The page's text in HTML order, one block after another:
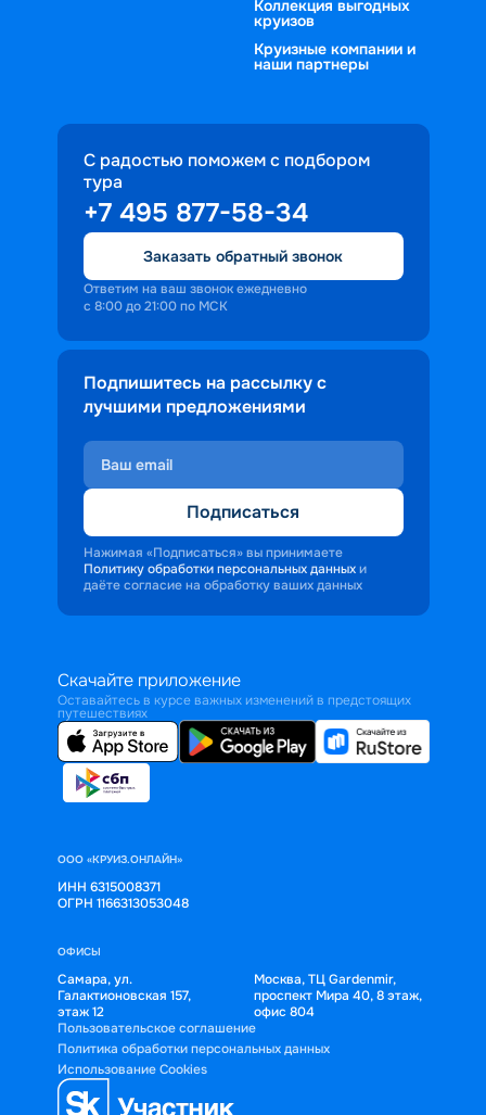
Коллекция выгодных
круизов
Круизные компании и
наши партнеры
С радостью поможем с подбором
тура
+7 495 877-58-34
Заказать обратный звонок
Ответим на ваш звонок ежедневно
с 8:00 до 21:00 по МСК
Подпишитесь на рассылку с
лучшими предложениями
Подписаться
Нажимая «Подписаться» вы принимаете
Политику обработки персональных данных и
даёте согласие на обработку ваших данных
Скачайте приложение
Оставайтесь в курсе важных изменений в предстоящих
путешествиях
ООО «КРУИЗ.ОНЛАЙН»
ИНН 6315008371
ОГРН 1166313053048
ОФИСЫ
Самара, ул.
Галактионовская 157,
этаж 12
Москва, ТЦ Gardenmir,
проспект Мира 40, 8 этаж,
офис 804
Пользовательское соглашение
Политика обработки персональных данных
Использование Cookies